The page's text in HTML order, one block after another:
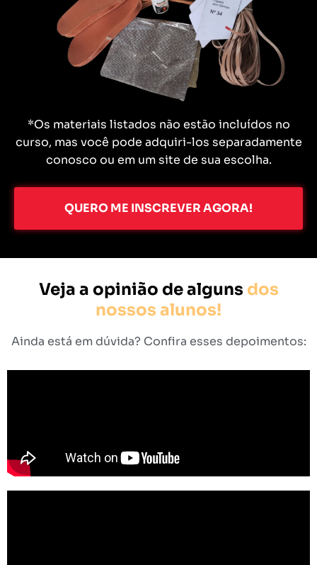
*Os materiais listados não estão incluídos no
curso, mas você pode adquiri-los separadamente
conosco ou em um site de sua escolha.
QUERO ME INSCREVER AGORA!
Veja a opinião de alguns dos
nossos alunos!
Ainda está em dúvida? Confira esses depoimentos: